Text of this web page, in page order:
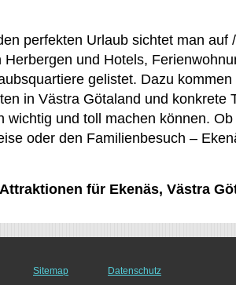
perfekten Urlaub sichtet man auf
und Hotels,
gelistet. Dazu
in Västra Götaland und konkrete
wichtig und toll machen können.
oder den Familienbesuch –
für Ekenäs, Västra
Sitemap Datenschutz